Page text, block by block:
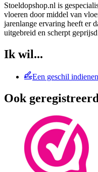
Stoeldopshop.nl is
vloeren door middel van
jarenlange ervaring heeft er
uitgebreid en scherpt
Ik wil...
Een geschil indienen
Ook